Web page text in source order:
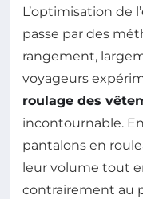
L’optimisation de
passe par des
rangement,
voyageurs
roulage des
incontournable.
pantalons en
leur volume tout
contrairement au